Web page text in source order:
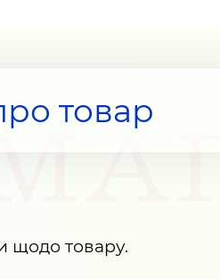
товар
щодо товару.